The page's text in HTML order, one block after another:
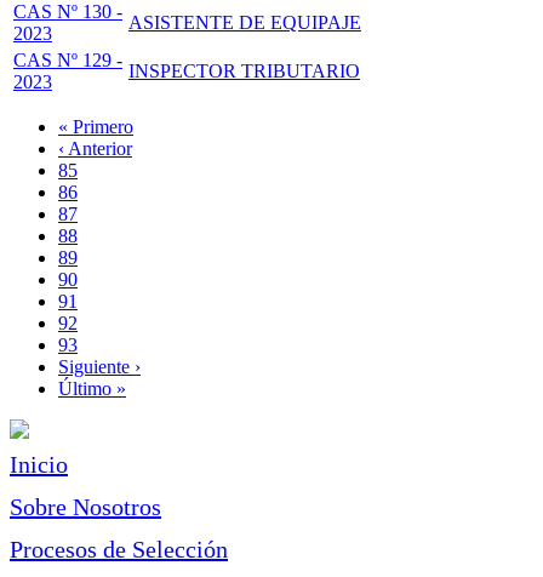
CAS Nº 130 -
2023
ASISTENTE DE EQUIPAJE
CAS Nº 129 -
2023
INSPECTOR TRIBUTARIO
Paginación
Primera
página
« Primero
Página
anterior
‹ Anterior
Page
85
Page
86
Page
87
Page
88
Página
actual
89
Page
90
Page
91
Page
92
Page
93
Siguiente
página
Siguiente ›
Última
Último »
Inicio
Sobre Nosotros
Procesos de Selección